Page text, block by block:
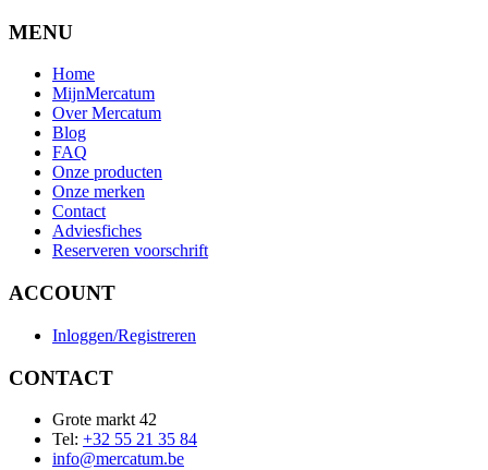
MENU
Home
MijnMercatum
Over Mercatum
Blog
FAQ
Onze producten
Onze merken
Contact
Adviesfiches
Reserveren voorschrift
ACCOUNT
Inloggen/Registreren
CONTACT
Grote markt 42
Tel: +32 55 21 35 84
info@mercatum.be